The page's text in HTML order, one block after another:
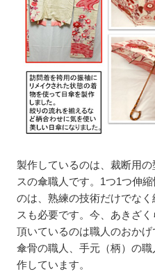
製作しているのは、裁断用
スの傘職人です。1つ1つ伸
のは、熟練の技術だけでな
スも必要です。今、あきざ
頂いているのは職人のおかげ
傘骨の職人、手元（柄）の
作しています。